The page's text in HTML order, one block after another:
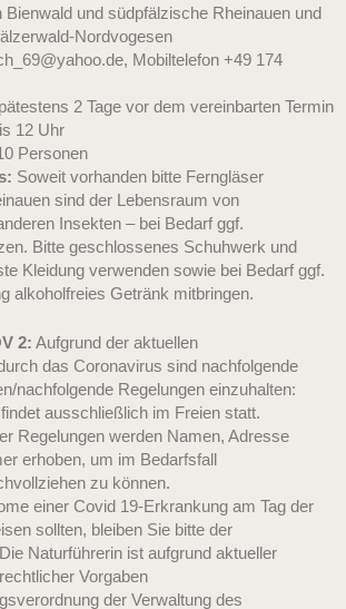
Bienwald und südpfälzische Rheinauen und
Nordvogesen
Mobiltelefon +49 174
2 Tage vor dem vereinbarten Termin
12 Uhr
Personen
Soweit vorhanden bitte Ferngläser
sind der Lebensraum von
Insekten – bei Bedarf ggf.
Bitte geschlossenes Schuhwerk und
Kleidung verwenden sowie bei Bedarf ggf.
alkoholfreies Getränk mitbringen.
2: Aufgrund der aktuellen
das Coronavirus sind nachfolgende
nachfolgende Regelungen einzuhalten:
ausschließlich im Freien statt.
Regelungen werden Namen, Adresse
erhoben, um im Bedarfsfall
zu können.
einer Covid 19-Erkrankung am Tag der
sollten, bleiben Sie bitte der
Naturführerin ist aufgrund aktueller
Vorgaben
der Verwaltung des